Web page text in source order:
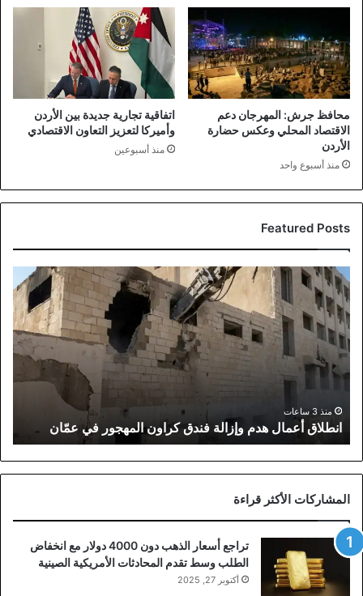
محافظ جرش: المهرجان دعم
الاقتصاد المحلي وعكس حضارة
الأردن
منذ أسبوع واحد
اتفاقية تجارية جديدة بين الأردن
وأميركا لتعزيز التعاون الاقتصادي
منذ أسبوعين
Featured Posts
انطلاق
أعمال
هدم
وإزالة
فندق
كراون
المهجور
عمّانمنذ 3 ساعات
انطلاق أعمال هدم وإزالة فندق كراون المهجور في عمّان
المشاركات الأكثر قراءة
تراجع أسعار الذهب دون 4000 دولار مع انخفاض
الطلب وسط تقدم المحادثات الأمريكية الصينية
أكتوبر 27, 2025